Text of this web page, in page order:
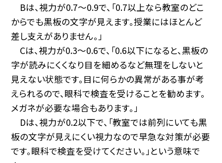
Bは、視力が0.7〜0.9で、「0.7以上なら教室のどこ
からでも黒板の文字が見えます。授業にはほとんど
差し支えがありません。」
Cは、視力が0.3〜0.6で、「0.6以下になると、黒板の
字が読みにくくなり目を細めるなど無理をしないと
見えない状態です。目に何らかの異常がある事が考
えられるので、眼科で検査を受けることを勧めます。
メガネが必要な場合もあります。」
Dは、視力が0.2以下で、「教室では前列にいても黒
板の文字が見えにくい視力なので早急な対策が必要
です。眼科で検査を受けてください。」という意味で